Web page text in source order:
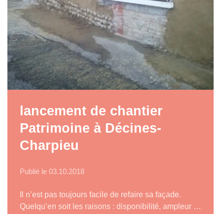
lancement de chantier
Patrimoine à Décines-
Charpieu
Publié le 03.10.2018
Il n’est pas toujours facile de refaire sa façade.
Quelqu’en soit les raisons : disponibilité, ampleur …